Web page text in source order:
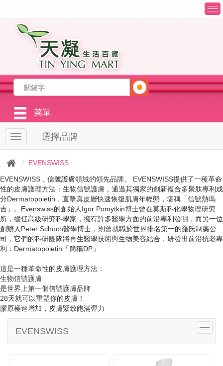
T
o
v
o
菜單
T
o
g
g
l
e
n
i
a
i
o
n
選擇品牌
EVENSWISS
EVENSWISS，信號護膚領域的領先品牌。 EVENSWISS提供了一種革命
性的皮膚護理方法：生物信號護膚，通過其獨家的創新複合多聚肽專利成
分Dermatopoietin，直擊真皮層快速恢復肌膚年輕態，堪稱「信號熱瑪
吉」。Evenswiss的創始人Igor Pomytkin博士曾在莫斯科化學物理研究
所，擔任高級研究科學家，擁有許多醫學方面的前沿專利發明，而另一位
創辦人Peter Schoch醫學博士，則曾就職於世界排名第一的羅氏制藥公
司，它們的科研團隊將再生醫學技術與生物美容結合，研發出前沿抗老專
利：Dermatopoietin「簡稱DP」
這是一種革命性的皮膚護理方法：
生物信號護膚
是世界上第一個信號護膚品牌
28天就可以重塑你的皮膚！
膠原極速增加，皮膚緊致飽滿彈力
T
EVENSWISS